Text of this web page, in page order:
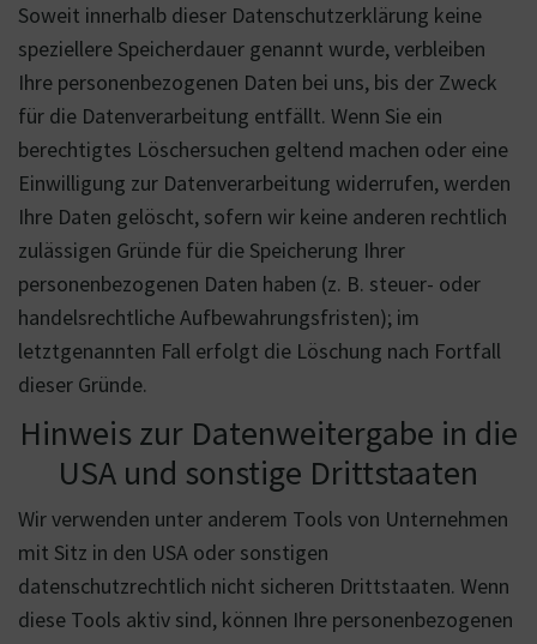
Soweit innerhalb dieser Datenschutzerklärung keine
speziellere Speicherdauer genannt wurde, verbleiben
Ihre personenbezogenen Daten bei uns, bis der Zweck
für die Datenverarbeitung entfällt. Wenn Sie ein
berechtigtes Löschersuchen geltend machen oder eine
Einwilligung zur Datenverarbeitung widerrufen, werden
Ihre Daten gelöscht, sofern wir keine anderen rechtlich
zulässigen Gründe für die Speicherung Ihrer
personenbezogenen Daten haben (z. B. steuer- oder
handelsrechtliche Aufbewahrungsfristen); im
letztgenannten Fall erfolgt die Löschung nach Fortfall
dieser Gründe.
Hinweis zur Datenweitergabe in die
USA und sonstige Drittstaaten
Wir verwenden unter anderem Tools von Unternehmen
mit Sitz in den USA oder sonstigen
datenschutzrechtlich nicht sicheren Drittstaaten. Wenn
diese Tools aktiv sind, können Ihre personenbezogenen